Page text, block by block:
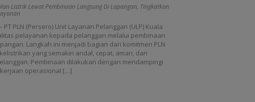
Listrik Lewat Pembinaan Langsung Di Lapangan, Tingkatkan
PT PLN (Persero) Unit Layanan Pelanggan (ULP) Kuala
pelayanan kepada pelanggan melalui pembinaan
Langkah ini menjadi bagian dari komitmen PLN
yang semakin andal, cepat, aman, dan
Pembinaan dilakukan dengan mendampingi
operasional […]